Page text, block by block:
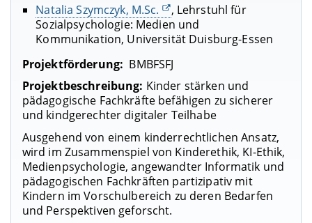
Natalia Szymczyk, M.Sc.
, Lehrstuhl für
Sozialpsychologie: Medien und
Kommunikation, Universität Duisburg-Essen
Projektförderung: BMBFSFJ
Projektbeschreibung: Kinder stärken und
pädagogische Fachkräfte befähigen zu sicherer
und kindgerechter digitaler Teilhabe
Ausgehend von einem kinderrechtlichen Ansatz,
wird im Zusammenspiel von Kinderethik, KI-Ethik,
Medienpsychologie, angewandter Informatik und
pädagogischen Fachkräften partizipativ mit
Kindern im Vorschulbereich zu deren Bedarfen
und Perspektiven geforscht.